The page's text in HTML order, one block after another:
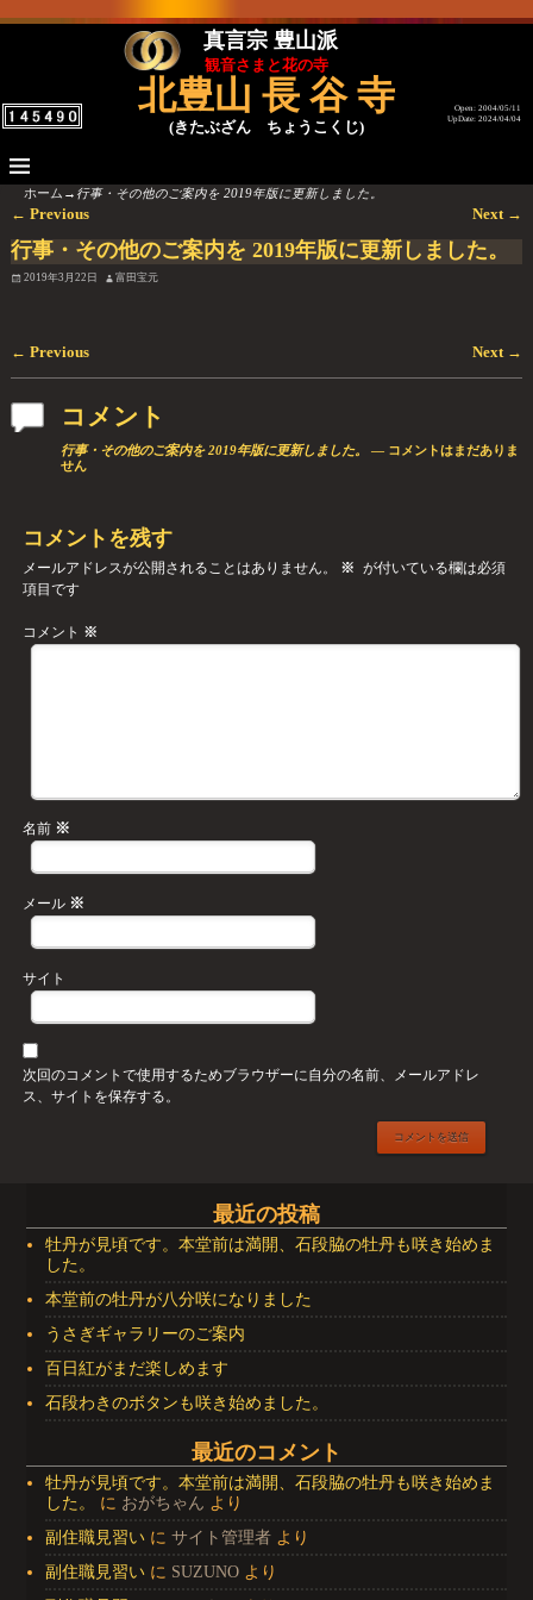
真言宗 豊山派
観音さまと花の寺
北豊山 長 谷 寺
(きたぶざん ちょうこくじ)
Open: 2004/05/11
UpDate: 2024/04/04
ホーム → 行事・その他のご案内を 2019年版に更新しました。
投稿ナビゲーション
← Previous Next →
行事・その他のご案内を 2019年版に更新しました。
2019年3月22日 富田宝元
投稿ナビゲーション
← Previous Next →
コメント
行事・その他のご案内を 2019年版に更新しました。
— コメントはまだありま
せん
コメントを残す
メールアドレスが公開されることはありません。 ※
が付いている欄は必須
項目です
コメント ※
名前 ※
メール ※
サイト
次回のコメントで使用するためブラウザーに自分の名前、メールアドレ
ス、サイトを保存する。
最近の投稿
牡丹が見頃です。本堂前は満開、石段脇の牡丹も咲き始めま
した。
本堂前の牡丹が八分咲になりました
うさぎギャラリーのご案内
百日紅がまだ楽しめます
石段わきのボタンも咲き始めました。
最近のコメント
牡丹が見頃です。本堂前は満開、石段脇の牡丹も咲き始めま
した。
に おがちゃん より
副住職見習い にサイト管理者 より
副住職見習い に SUZUNO より